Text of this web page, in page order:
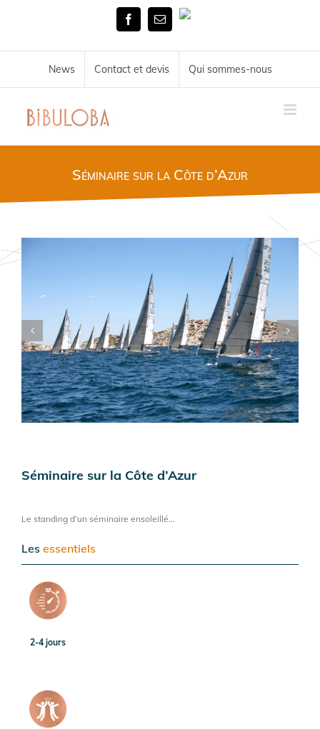
FacebookEmail
Tél.
News Contact et devis Qui sommes-nous
Séminaire sur la Côte d’Azur
Séminaire sur la Côte d’Azur
Le standing d’un séminaire ensoleillé…
Les essentiels
2-4 jours